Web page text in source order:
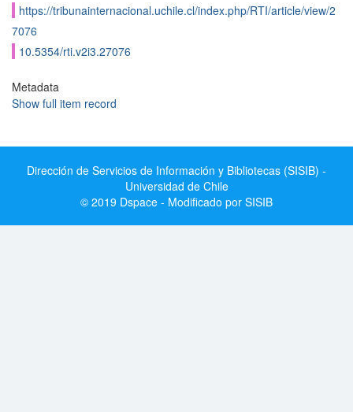
https://tribunainternacional.uchile.cl/index.php/RTI/article/view/2
7076
10.5354/rti.v2i3.27076
Metadata
Show full item record
Dirección de Servicios de Información y Bibliotecas (SISIB) -
Universidad de Chile
© 2019 Dspace - Modificado por SISIB